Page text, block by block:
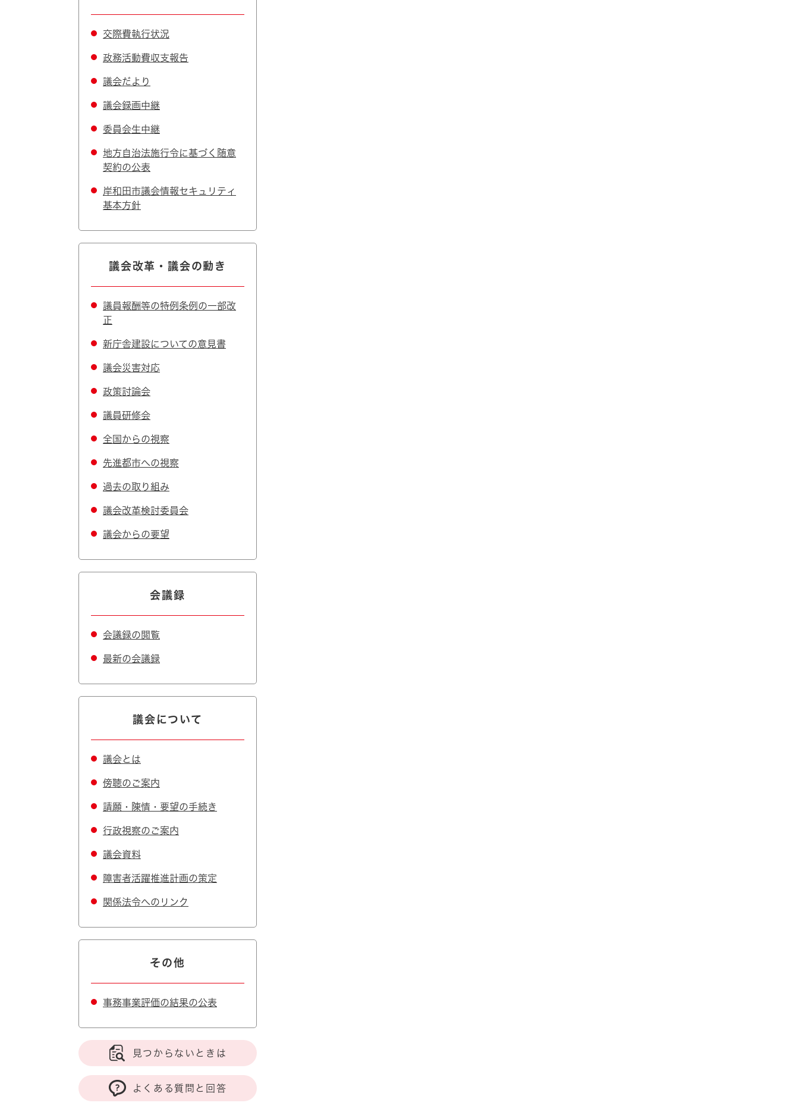
交際費執行状況
政務活動費収支報告
議会だより
議会録画中継
委員会生中継
地方自治法施行令に基づく随意
契約の公表
岸和田市議会情報セキュリティ
基本方針
議会改革・議会の動き
議員報酬等の特例条例の一部改
正
新庁舎建設についての意見書
議会災害対応
政策討論会
議員研修会
全国からの視察
先進都市への視察
過去の取り組み
議会改革検討委員会
議会からの要望
会議録
会議録の閲覧
最新の会議録
議会について
議会とは
傍聴のご案内
請願・陳情・要望の手続き
行政視察のご案内
議会資料
障害者活躍推進計画の策定
関係法令へのリンク
その他
事務事業評価の結果の公表
見つからないときは
よくある質問と回答